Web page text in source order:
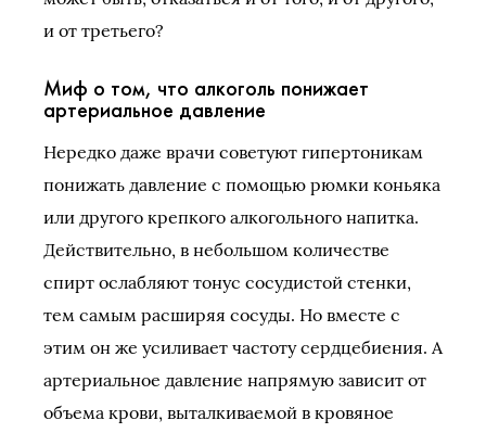
и от третьего?
Миф о том, что алкоголь понижает
артериальное давление
Нередко даже врачи советуют гипертоникам
понижать давление с помощью рюмки коньяка
или другого крепкого алкогольного напитка.
Действительно, в небольшом количестве
спирт ослабляют тонус сосудистой стенки,
тем самым расширяя сосуды. Но вместе с
этим он же усиливает частоту сердцебиения. А
артериальное давление напрямую зависит от
объема крови, выталкиваемой в кровяное